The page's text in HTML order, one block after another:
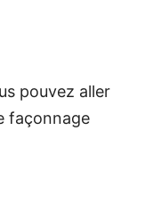
pouvez aller
façonnage